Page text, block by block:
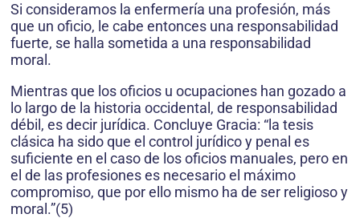
Si consideramos la enfermería una profesión, más
que un oficio, le cabe entonces una responsabilidad
fuerte, se halla sometida a una responsabilidad
moral.
Mientras que los oficios u ocupaciones han gozado a
lo largo de la historia occidental, de responsabilidad
débil, es decir jurídica. Concluye Gracia: “la tesis
clásica ha sido que el control jurídico y penal es
suficiente en el caso de los oficios manuales, pero en
el de las profesiones es necesario el máximo
compromiso, que por ello mismo ha de ser religioso y
moral.”(5)